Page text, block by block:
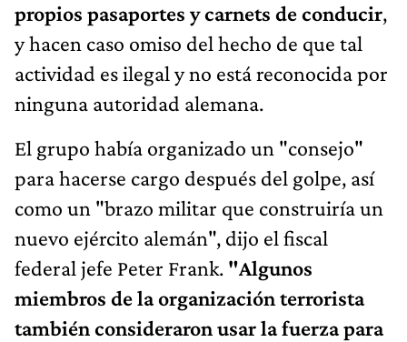
propios pasaportes y carnets de conducir,
y hacen caso omiso del hecho de que tal
actividad es ilegal y no está reconocida por
ninguna autoridad alemana.
El grupo había organizado un "consejo"
para hacerse cargo después del golpe, así
como un "brazo militar que construiría un
nuevo ejército alemán", dijo el fiscal
federal jefe Peter Frank. "Algunos
miembros de la organización terrorista
también consideraron usar la fuerza para